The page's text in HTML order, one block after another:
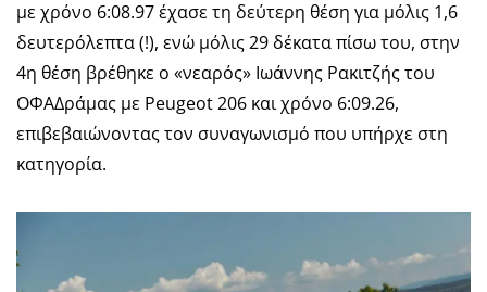
με χρόνο 6:08.97 έχασε τη δεύτερη θέση για μόλις 1,6
δευτερόλεπτα (!), ενώ μόλις 29 δέκατα πίσω του, στην
4η θέση βρέθηκε ο «νεαρός» Ιωάννης Ρακιτζής του
ΟΦΑΔράμας με Peugeot 206 και χρόνο 6:09.26,
επιβεβαιώνοντας τον συναγωνισμό που υπήρχε στη
κατηγορία.